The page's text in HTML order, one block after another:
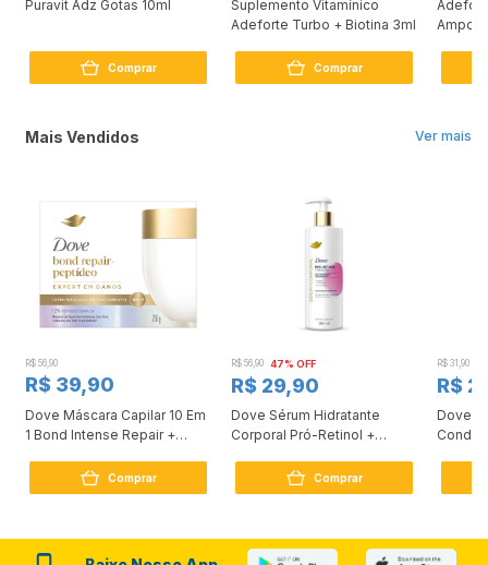
Puravit Adz Gotas 10ml
Comprar
Suplemento Vitamínico
Adeforte Turbo + Biotina 3ml
Comprar
Ver mais
Mais Vendidos
R$ 56,90
R$ 39,90
Dove Máscara Capilar 10 Em
1 Bond Intense Repair +
Comprar
R$ 56,90 47% OFF
R$ 29,90
Dove Sérum Hidratante
Corporal Pró-Retinol +
Comprar
R$ 31,90
R$
Dove